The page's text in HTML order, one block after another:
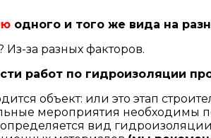
одного и того же вида на
за разных факторов.
работ по гидроизоляции
объект: или это этап
мероприятия необходимы
определяется вид